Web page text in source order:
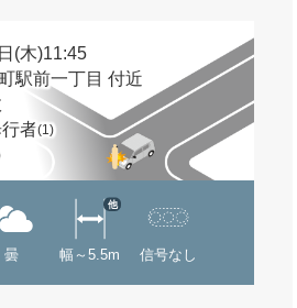
(木)11:45
駅前一丁目 付近
者(1)
曇 幅～5.5m
他
信号なし